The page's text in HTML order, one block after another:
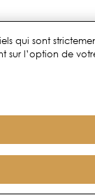
qui sont
sur l’option de